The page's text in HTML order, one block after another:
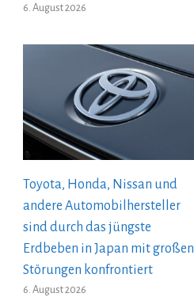
6. August 2026
Toyota, Honda, Nissan und
andere Automobilhersteller
sind durch das jüngste
Erdbeben in Japan mit großen
Störungen konfrontiert
6. August 2026